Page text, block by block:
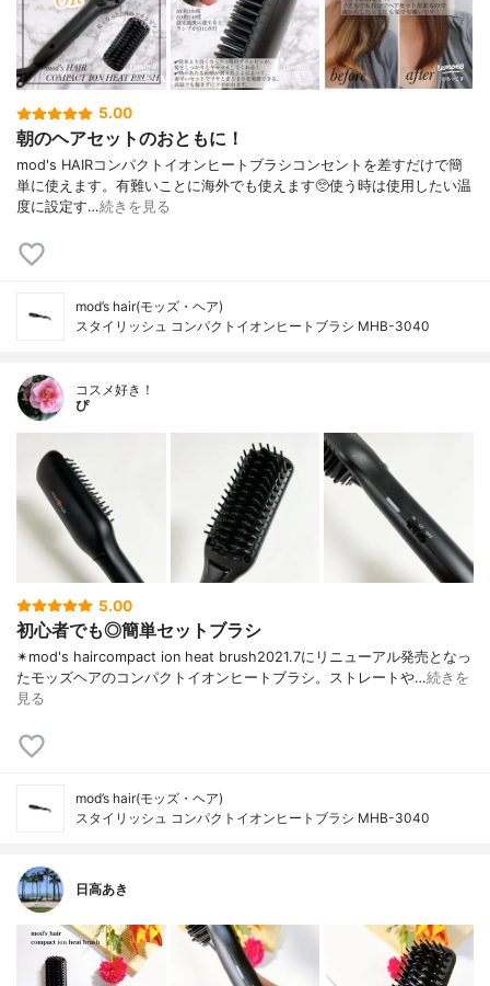
5.00
朝のヘアセットのおともに！
⁡⁡⁡⁡mod's HAIRコンパクトイオンヒートブラシ⁡⁡コンセントを差すだけで簡
単に使えます。有難いことに海外でも使えます🥺⁡使う時は使用したい温
度に設定す…続きを見る
mod’s hair(モッズ・ヘア)
スタイリッシュ コンパクトイオンヒートブラシ MHB-3040
コスメ好き！
ぴ
5.00
初心者でも◎簡単セットブラシ
✴︎mod's haircompact ion heat brush2021.7にリニューアル発売となっ
たモッズヘアのコンパクトイオンヒートブラシ。ストレートや…続きを
見る
mod’s hair(モッズ・ヘア)
スタイリッシュ コンパクトイオンヒートブラシ MHB-3040
日高あき